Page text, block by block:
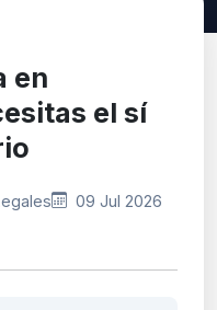
en
el sí
09 Jul 2026